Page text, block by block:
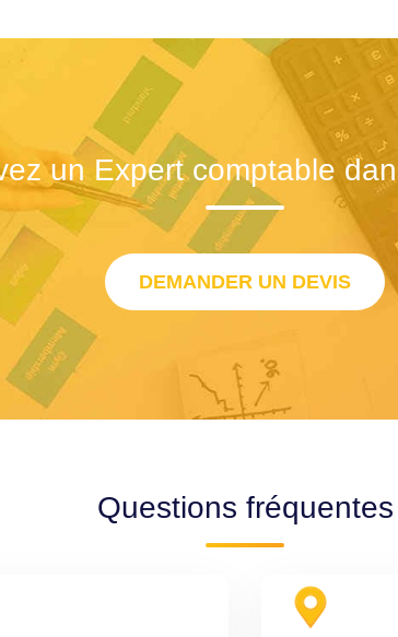
un Expert comptable
DEMANDER UN DEVIS
Questions fréquentes